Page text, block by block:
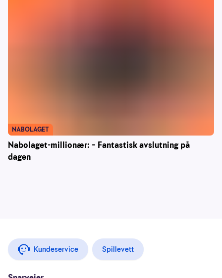
Nabolaget-millionær: – Fantastisk avslutning på
dagen
NABOLAGET
Kundeservice Spillevett